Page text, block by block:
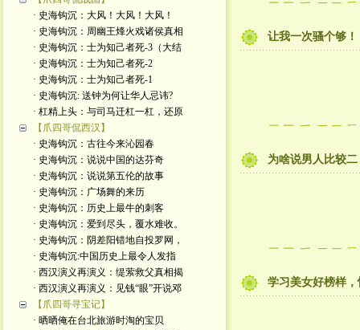
· 史海钩沉：大风！大风！大风！
· 史海钩沉：周幽王烽火戏诸侯真相
· 史海钩沉：士为知己者死-3（大结
· 史海钩沉：士为知己者死-2
· 史海钩沉：士为知己者死-1
· 史海钩沉: 送钟为何让华人忌讳?
· 杠精上头：与司马迁杠一杠，还原
【爪四哥侃西汉】
· 史海钩沉：古往今来沁园春
· 史海钩沉：说说中国的达芬奇
· 史海钩沉：说说第五伦的故事
· 史海钩沉：广场舞的来历
· 史海钩沉：历史上最牛的刺客
· 史海钩沉：爱到尽头，覆水难收。
· 史海钩沉：阴差阳错地自投罗网，
· 史海钩沉:中国历史上最令人发指
· 西汉演义再演义：缇萦救父真相揭
· 西汉演义再演义：见钱“眼”开说邓
【爪四哥寻宝记】
· 晒晒俺在台北旅游时淘的宝贝
让我一次骚个够！
为啥说男人比较二
学习美女好榜样